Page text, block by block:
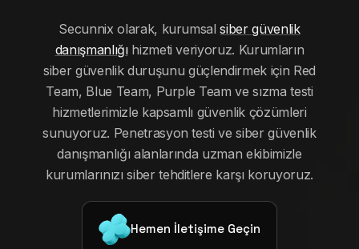
Secunnix olarak, kurumsal siber güvenlik
danışmanlığı hizmeti veriyoruz. Kurumların
siber güvenlik duruşunu güçlendirmek için Red
Team, Blue Team, Purple Team ve sızma testi
hizmetlerimizle kapsamlı güvenlik çözümleri
sunuyoruz. Penetrasyon testi ve siber güvenlik
danışmanlığı alanlarında uzman ekibimizle
kurumlarınızı siber tehditlere karşı koruyoruz.
Hemen İletişime Geçin